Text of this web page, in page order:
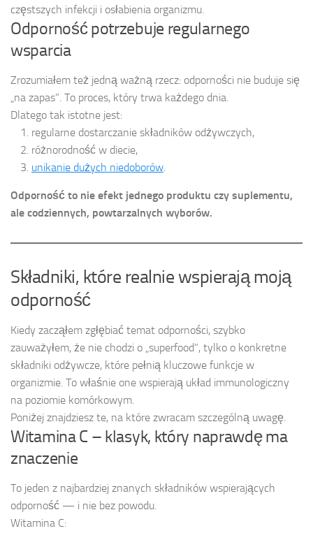
częstszych infekcji i osłabienia organizmu.
Odporność potrzebuje regularnego
wsparcia
Zrozumiałem też jedną ważną rzecz: odporności nie buduje się
„na zapas”. To proces, który trwa każdego dnia.
Dlatego tak istotne jest:
regularne dostarczanie składników odżywczych,
różnorodność w diecie,
unikanie dużych niedoborów.
Odporność to nie efekt jednego produktu czy suplementu,
ale codziennych, powtarzalnych wyborów.
Składniki, które realnie wspierają moją
odporność
Kiedy zacząłem zgłębiać temat odporności, szybko
zauważyłem, że nie chodzi o „superfood”, tylko o konkretne
składniki odżywcze, które pełnią kluczowe funkcje w
organizmie. To właśnie one wspierają układ immunologiczny
na poziomie komórkowym.
Poniżej znajdziesz te, na które zwracam szczególną uwagę.
Witamina C – klasyk, który naprawdę ma
znaczenie
To jeden z najbardziej znanych składników wspierających
odporność — i nie bez powodu.
Witamina C: